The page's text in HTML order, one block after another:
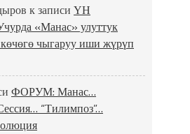
к записи ҮН
«Манас» улуттук
чыгаруу иши жүрүп
ФОРУМ: Манас…
“Тилимпоз”…